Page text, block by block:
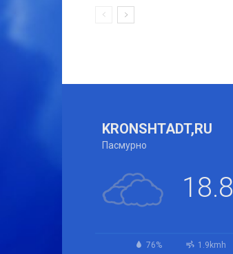
KRONSHTADT,RU
Пасмурно
18.8
76% 1.9kmh